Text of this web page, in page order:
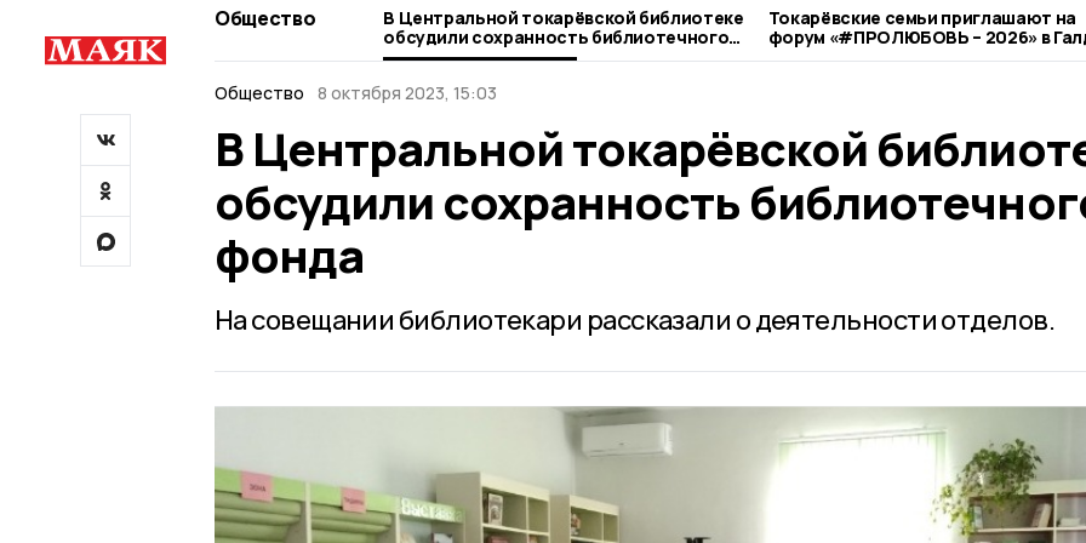
Общество
В Центральной токарёвской библиотеке
обсудили сохранность библиотечного
фонда
Токарёвские семьи приглашают на
форум «#ПРОЛЮБОВЬ – 2026» в
Общество
8 октября 2023, 15:03
В Центральной токарёвской
обсудили сохранность
фонда
На совещании библиотекари рассказали о деятельности отделов.